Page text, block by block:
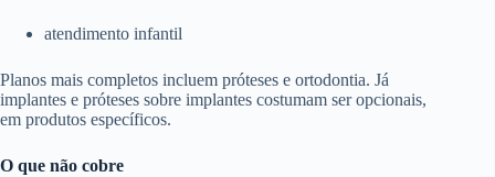
atendimento infantil
Planos mais completos incluem próteses e ortodontia. Já
implantes e próteses sobre implantes costumam ser opcionais,
em produtos específicos.
O que não cobre